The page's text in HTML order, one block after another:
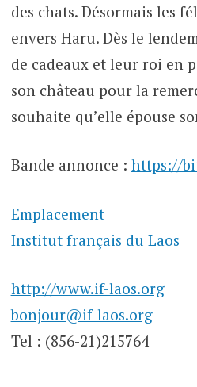
des chats. Désormais les
envers Haru. Dès le
de cadeaux et leur roi en
son château pour la
souhaite qu’elle épouse
Bande annonce : https://
Emplacement
Institut français du Laos
http://www.if-laos.org
bonjour@if-laos.org
Tel : (856-21)215764